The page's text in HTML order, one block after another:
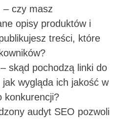
– czy masz
opisy produktów i
treści, które
– skąd pochodzą linki do
wygląda ich jakość w
konkurencji?
audyt SEO pozwoli